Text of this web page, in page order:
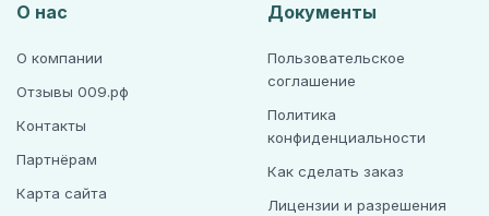
О нас
О компании
Отзывы 009.рф
Контакты
Партнёрам
Карта сайта
Документы
Пользовательское
соглашение
Политика
конфиденциальности
Как сделать заказ
Лицензии и разрешения